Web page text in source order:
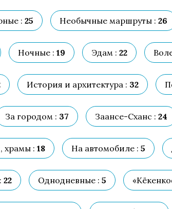
: 25 Необычные маршруты : 26
Ночные : 19 Эдам : 22
История и архитектура : 32
За городом : 37 Заансе-Сханс : 24
храмы : 18 На автомобиле : 5
22 Однодневные : 5